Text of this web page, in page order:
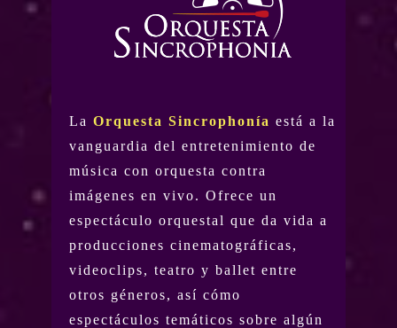
LaOrquesta Sincrophonía está a la
vanguardia del entretenimiento de
música con orquesta contra
imágenes en vivo. Ofrece un
espectáculo orquestal que da vida a
producciones cinematográficas,
videoclips, teatro y ballet entre
otros géneros, así cómo
espectáculos temáticos sobre algún